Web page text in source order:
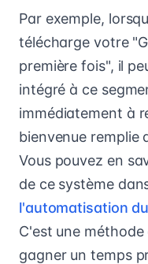
Par exemple,
télécharge votre
première fois", il
intégré à ce
immédiatement à
bienvenue remplie
Vous pouvez en
de ce système
l'automatisation
C'est une
gagner un temps